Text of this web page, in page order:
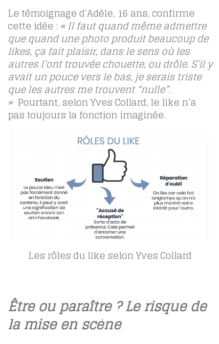
Le témoignage d’Adèle, 16 ans, confirme
cette idée : « Il faut quand même admettre
que quand une photo produit beaucoup de
likes, ça fait plaisir, dans le sens où les
autres l’ont trouvée chouette, ou drôle. S’il y
avait un pouce vers le bas, je serais triste
que les autres me trouvent “nulle”.
» Pourtant, selon Yves Collard, le like n’a
pas toujours la fonction imaginée.
Les rôles du like selon Yves Collard
Être ou paraître ? Le risque de
la mise en scène